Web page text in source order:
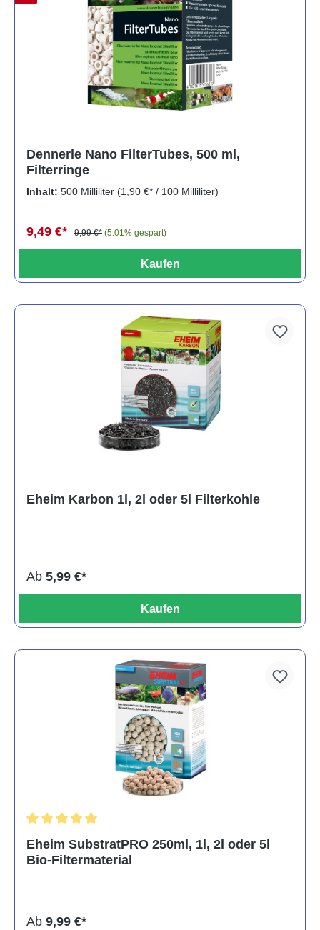
Dennerle Nano FilterTubes, 500 ml,
Filterringe
Inhalt: 500 Milliliter (1,90 €* / 100 Milliliter)
9,49 €* 9,99 €* (5.01% gespart)
Kaufen
Eheim Karbon 1l, 2l oder 5l Filterkohle
Ab 5,99 €*
Kaufen
Eheim SubstratPRO 250ml, 1l, 2l oder 5l
Bio-Filtermaterial
Ab 9,99 €*